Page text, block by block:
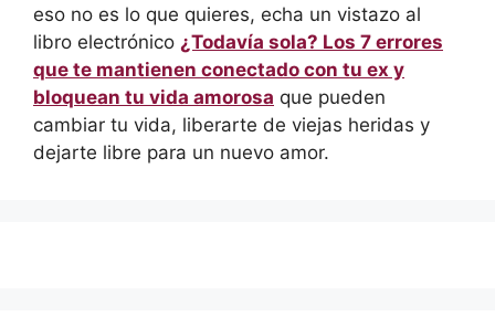
eso no es lo que quieres, echa un vistazo al
libro electrónico ¿Todavía sola? Los 7 errores
que te mantienen conectado con tu ex y
bloquean tu vida amorosa que pueden
cambiar tu vida, liberarte de viejas heridas y
dejarte libre para un nuevo amor.